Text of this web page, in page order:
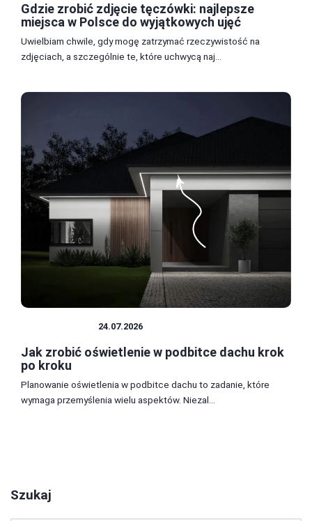
Gdzie zrobić zdjęcie tęczówki: najlepsze
miejsca w Polsce do wyjątkowych ujęć
Uwielbiam chwile, gdy mogę zatrzymać rzeczywistość na
zdjęciach, a szczególnie te, które uchwycą naj...
24.07.2026
Jak zrobić oświetlenie w podbitce dachu krok
po kroku
Planowanie oświetlenia w podbitce dachu to zadanie, które
wymaga przemyślenia wielu aspektów. Niezal...
Szukaj